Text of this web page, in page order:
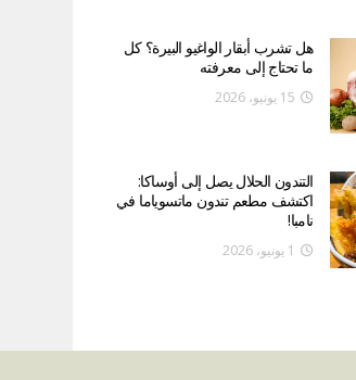
هل تشرب أبقار الواغيو البيرة؟ كل
ما تحتاج إلى معرفته
15 يونيو، 2026
التندون الحلال يصل إلى أوساكا:
اكتشف مطعم تندون ماتسوياما في
نامبا!
1 يونيو، 2026